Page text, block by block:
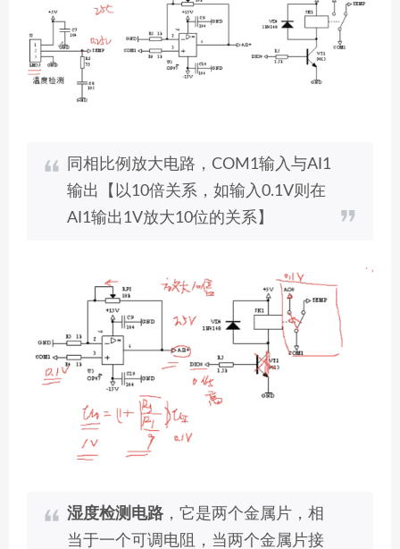
同相比例放大电路，COM1输入与AI1
输出【以10倍关系，如输入0.1V则在
AI1输出1V放大10位的关系】
湿度检测电路 ，它是两个金属片，相
当于一个可调电阻，当两个金属片接